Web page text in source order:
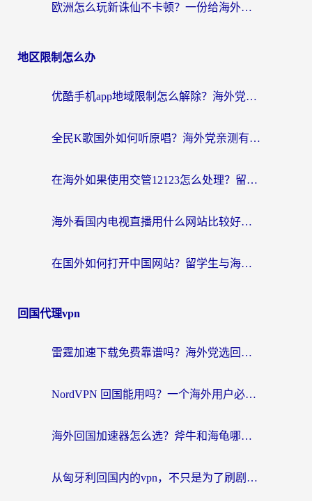
欧洲怎么玩新诛仙不卡顿？一份给海外游子的国服游戏畅玩指南
地区限制怎么办
优酷手机app地域限制怎么解除？海外党亲测有效的追剧方案
全民K歌国外如何听原唱？海外党亲测有效的回国加速器选择指南
在海外如果使用交管12123怎么处理？留学生亲测有效的回国加速方案
海外看国内电视直播用什么网站比较好？一篇解决你所有追剧难题的实用指南
在国外如何打开中国网站？留学生与海外华人的无缝访问指南
回国代理vpn
雷霆加速下载免费靠谱吗？海外党选回国加速器的避坑指南（附热门工具对比）
NordVPN 回国能用吗？一个海外用户必须面对的真实困境
海外回国加速器怎么选？斧牛和海龟哪个好？一篇帮你避开坑的实用指南
从匈牙利回国内的vpn，不只是为了刷剧那么简单